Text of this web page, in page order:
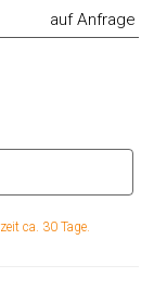
auf Anfrage
ca. 30 Tage.